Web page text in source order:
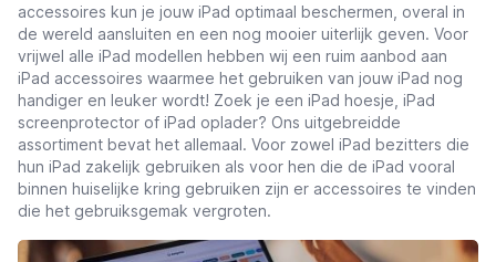
accessoires kun je jouw iPad optimaal beschermen, overal in
de wereld aansluiten en een nog mooier uiterlijk geven. Voor
vrijwel alle iPad modellen hebben wij een ruim aanbod aan
iPad accessoires waarmee het gebruiken van jouw iPad nog
handiger en leuker wordt! Zoek je een iPad hoesje, iPad
screenprotector of iPad oplader? Ons uitgebreidde
assortiment bevat het allemaal. Voor zowel iPad bezitters die
hun iPad zakelijk gebruiken als voor hen die de iPad vooral
binnen huiselijke kring gebruiken zijn er accessoires te vinden
die het gebruiksgemak vergroten.